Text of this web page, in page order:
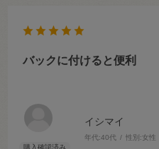
イシマイ
年代:40代 性別:女性
バックに付けると便利